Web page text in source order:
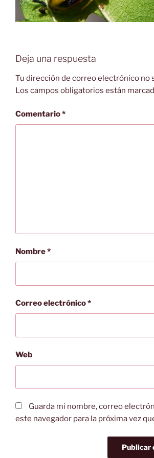
Deja una respuesta
Tu dirección de correo electrónico no
Los campos obligatorios están
Comentario*
Nombre*
Correo electrónico*
Web
Guarda mi nombre, correo
este navegador para la próxima vez